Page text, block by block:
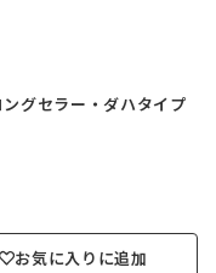
グセラー・ダハタイプ
お気に入りに追加